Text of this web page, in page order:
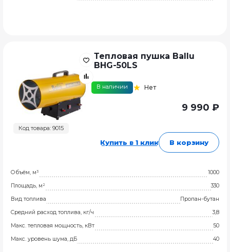
Код товара: 9015
Тепловая пушка Ballu
BHG-50LS
В наличии Нет
9 990 ₽
Купить в 1 клик В корзину
Объём, м³
1000
Площадь, м²
330
Вид топлива
Пропан-бутан
Средний расход топлива, кг/ч
3,8
Макс. тепловая мощность, кВт
50
Макс. уровень шума, дБ
40